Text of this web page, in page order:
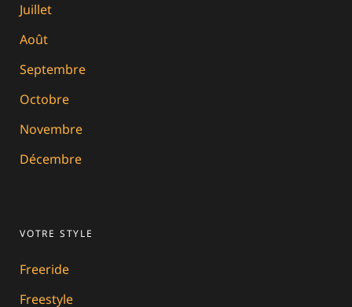
Juillet
Août
Septembre
Octobre
Novembre
Décembre
VOTRE STYLE
Freeride
Freestyle